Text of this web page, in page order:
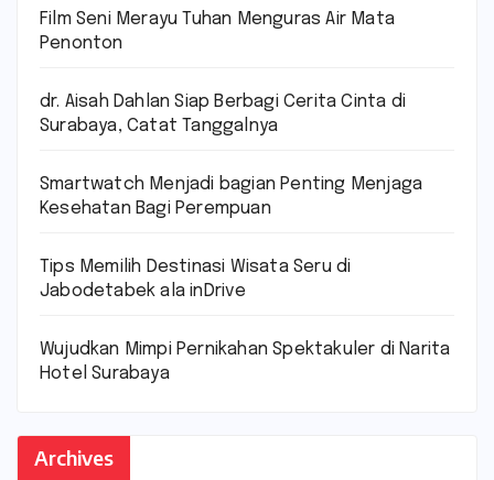
Film Seni Merayu Tuhan Menguras Air Mata
Penonton
dr. Aisah Dahlan Siap Berbagi Cerita Cinta di
Surabaya, Catat Tanggalnya
Smartwatch Menjadi bagian Penting Menjaga
Kesehatan Bagi Perempuan
Tips Memilih Destinasi Wisata Seru di
Jabodetabek ala inDrive
Wujudkan Mimpi Pernikahan Spektakuler di Narita
Hotel Surabaya
Archives